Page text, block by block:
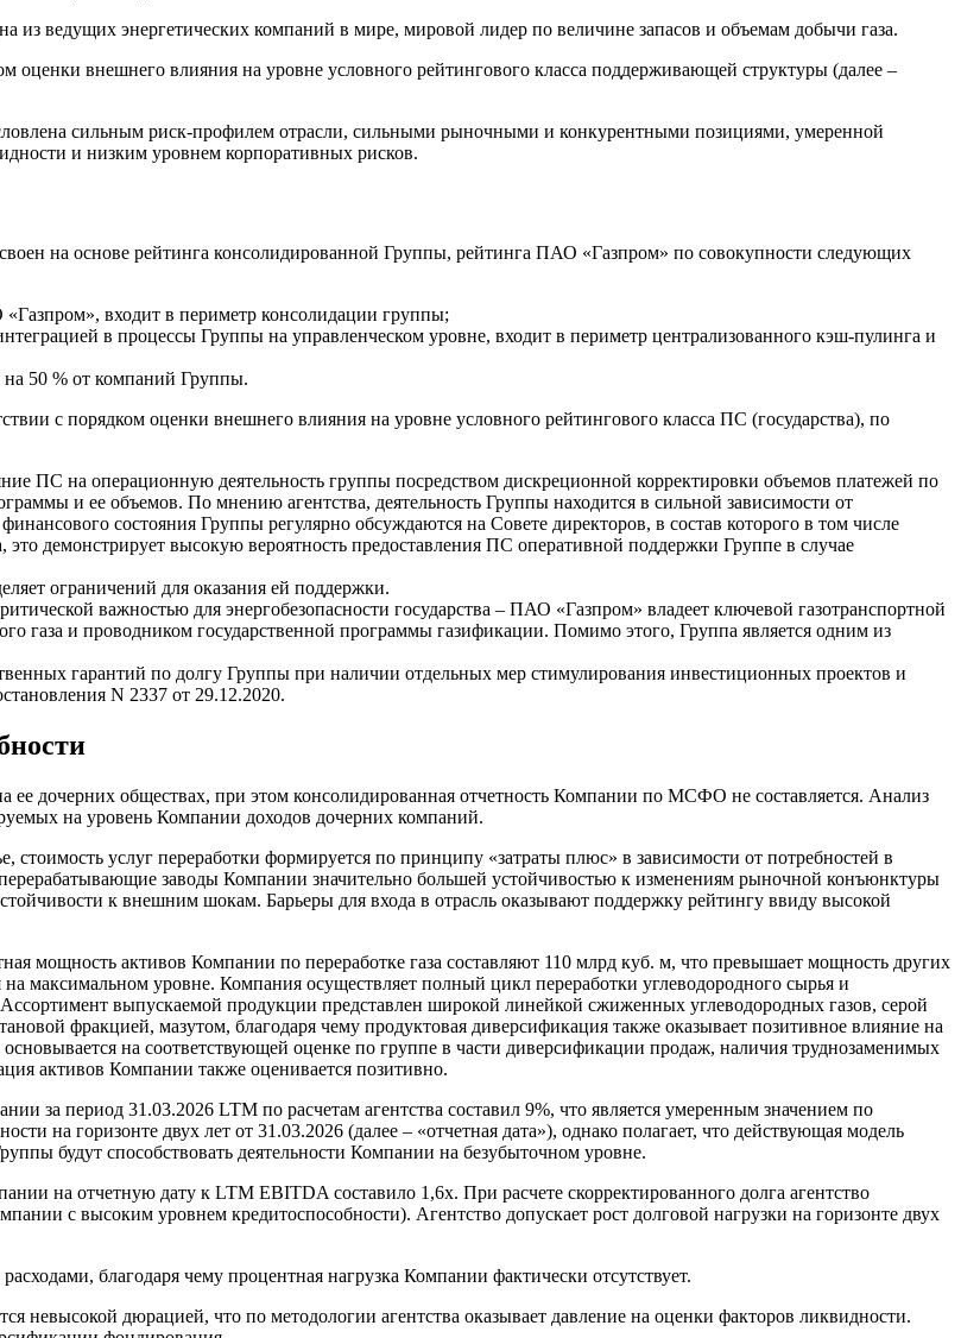
ведущих энергетических компаний в мире, мировой лидер по величине запасов и объемам добычи газа.
внешнего влияния на уровне условного рейтингового класса поддерживающей структуры (далее –
сильным риск-профилем отрасли, сильными рыночными и конкурентными позициями, умеренной
и низким уровнем корпоративных рисков.
на основе рейтинга консолидированной Группы, рейтинга ПАО «Газпром» по совокупности следующих
входит в периметр консолидации группы;
в процессы Группы на управленческом уровне, входит в периметр централизованного кэш-пулинга и
50 % от компаний Группы.
с порядком оценки внешнего влияния на уровне условного рейтингового класса ПС (государства), по
ПС на операционную деятельность группы посредством дискреционной корректировки объемов платежей по
и ее объемов. По мнению агентства, деятельность Группы находится в сильной зависимости от
состояния Группы регулярно обсуждаются на Совете директоров, в состав которого в том числе
демонстрирует высокую вероятность предоставления ПС оперативной поддержки Группе в случае
ограничений для оказания ей поддержки.
важностью для энергобезопасности государства – ПАО «Газпром» владеет ключевой газотранспортной
газа и проводником государственной программы газификации. Помимо этого, Группа является одним из
гарантий по долгу Группы при наличии отдельных мер стимулирования инвестиционных проектов и
N 2337 от 29.12.2020.
ее дочерних обществах, при этом консолидированная отчетность Компании по МСФО не составляется. Анализ
на уровень Компании доходов дочерних компаний.
стоимость услуг переработки формируется по принципу «затраты плюс» в зависимости от потребностей в
заводы Компании значительно большей устойчивостью к изменениям рыночной конъюнктуры
к внешним шокам. Барьеры для входа в отрасль оказывают поддержку рейтингу ввиду высокой
мощность активов Компании по переработке газа составляют 110 млрд куб. м, что превышает мощность других
максимальном уровне. Компания осуществляет полный цикл переработки углеводородного сырья и
выпускаемой продукции представлен широкой линейкой сжиженных углеводородных газов, серой
фракцией, мазутом, благодаря чему продуктовая диверсификация также оказывает позитивное влияние на
на соответствующей оценке по группе в части диверсификации продаж, наличия труднозаменимых
активов Компании также оценивается позитивно.
за период 31.03.2026 LTM по расчетам агентства составил 9%, что является умеренным значением по
на горизонте двух лет от 31.03.2026 (далее – «отчетная дата»), однако полагает, что действующая модель
будут способствовать деятельности Компании на безубыточном уровне.
на отчетную дату к LTM EBITDA составило 1,6х. При расчете скорректированного долга агентство
с высоким уровнем кредитоспособности). Агентство допускает рост долговой нагрузки на горизонте двух
благодаря чему процентная нагрузка Компании фактически отсутствует.
невысокой дюрацией, что по методологии агентства оказывает давление на оценки факторов ликвидности.